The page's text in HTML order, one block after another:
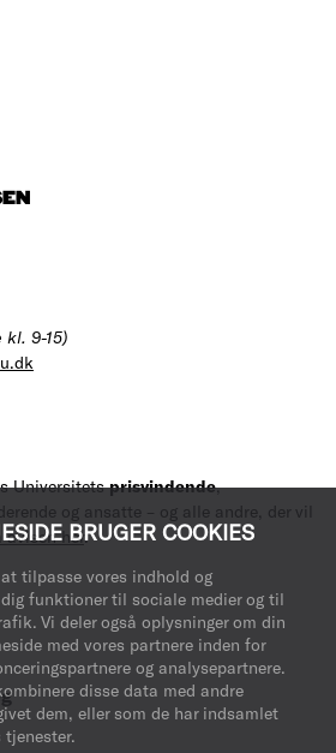
BRUGER COOKIES
tilpasse vores indhold og
funktioner til sociale medier og til
Vi deler også oplysninger om din
med vores partnere inden for
og analysepartnere.
disse data med andre
dem, eller som de har indsamlet
kl. 9-15)
Universitetsprisvindende,
og ansatte – og alle andre, der vil
her.